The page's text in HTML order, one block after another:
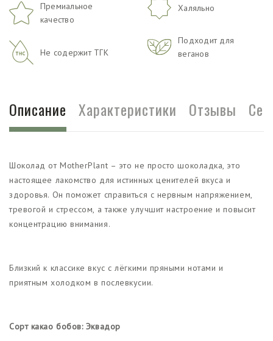
Премиальное
качество
Не содержит ТГК
Халяльно
Подходит для
веганов
Описание Характеристики Отзывы
Шоколад от MotherPlant – это не просто шоколадка, это
настоящее лакомство для истинных ценителей вкуса и
здоровья. Он поможет справиться с нервным напряжением,
тревогой и стрессом, а также улучшит настроение и повысит
концентрацию внимания.
Близкий к классике вкус с лёгкими пряными нотами и
приятным холодком в послевкусии.
Сорт какао бобов: Эквадор